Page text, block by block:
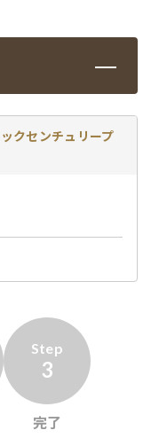
クセンチュリープ
Step
3
完了